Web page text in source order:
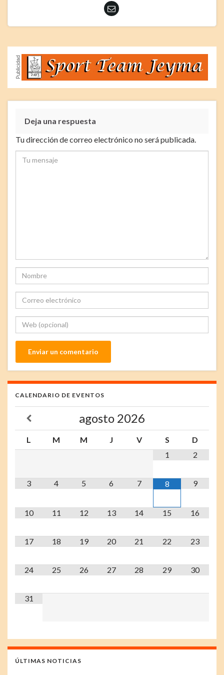
Deja una respuesta
Tu dirección de correo electrónico no será publicada.
CALENDARIO DE EVENTOS
agosto 2026
L M M J V S
D
1
2
3 4 5 6 7 8 9
10 11 12 13 14 15 16
17 18 19 20 21 22 23
24 25 26 27 28 29 30
31
ÚLTIMAS NOTICIAS